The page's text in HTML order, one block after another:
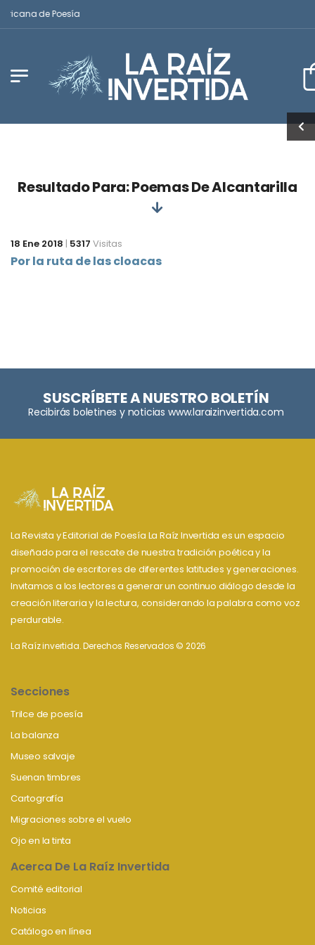
de Poesía
Resultado Para: Poemas De Alcantarilla
18 Ene 2018 | 5317 Visitas
Por la ruta de las cloacas
SUSCRÍBETE A NUESTRO BOLETÍN
Recibirás boletines y noticias www.laraizinvertida.com
La Revista y Editorial de Poesía La Raíz Invertida es un espacio
diseñado para el rescate de nuestra tradición poética y la
promoción de escritores de diferentes latitudes y generaciones.
Invitamos a los lectores a generar un continuo diálogo desde la
creación literaria y la lectura, considerando la palabra como voz
perdurable.
La Raíz invertida. Derechos Reservados © 2026
Secciones
Trilce de poesía
La balanza
Museo salvaje
Suenan timbres
Cartografía
Migraciones sobre el vuelo
Ojo en la tinta
Acerca De La Raíz Invertida
Comité editorial
Noticias
Catálogo en línea